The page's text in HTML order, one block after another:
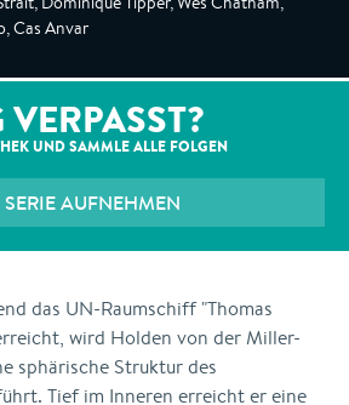
Cas Anvar
UND SAMMLE ALLE FOLGEN
SERIE AUFNEHMEN
das UN-Raumschiff "Thomas
wird Holden von der Miller-
sphärische Struktur des
Tief im Inneren erreicht er eine